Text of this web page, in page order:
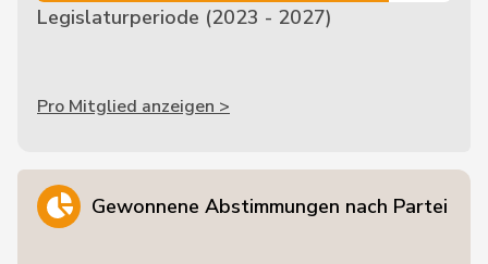
Legislaturperiode (2023 - 2027)
Pro Mitglied anzeigen >
Gewonnene Abstimmungen nach Partei